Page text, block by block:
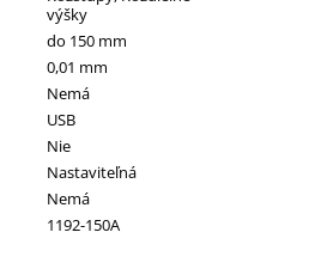
výšky
do 150 mm
0,01 mm
Nemá
USB
Nie
Nastaviteľná
Nemá
1192-150A